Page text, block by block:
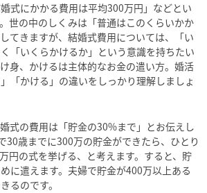
式にかかる費用は平均300万円」などとい
世の中のしくみは「普通はこのくらいかか
てきますが、結婚式費用については、「い
「いくらかけるか」という意識を持ちたい
身、かけるは主体的なお金の遣い方。婚活
「かける」の違いをしっかり理解しましょ
式の費用は「貯金の30%まで」とお伝えし
30歳までに300万の貯金ができたら、ひとり
円の式を挙げる、と考えます。すると、貯
に遣えます。夫婦で貯金が400万以上ある
るのです。